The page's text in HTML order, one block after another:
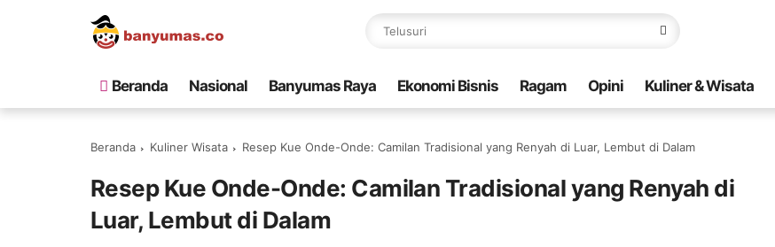
Beranda Nasional Banyumas Raya Ekonomi Bisnis Ragam Opini Kuliner & Wisata
Beranda Kuliner Wisata Resep Kue Onde-Onde: Camilan Tradisional yang Renyah di Luar, Lembut di Dalam
Resep Kue Onde-Onde: Camilan Tradisional yang Renyah di
Luar, Lembut di Dalam